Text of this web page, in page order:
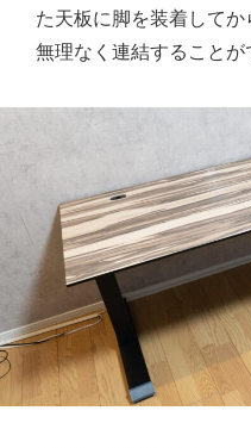
た天板に脚を装着して
無理なく連結することが